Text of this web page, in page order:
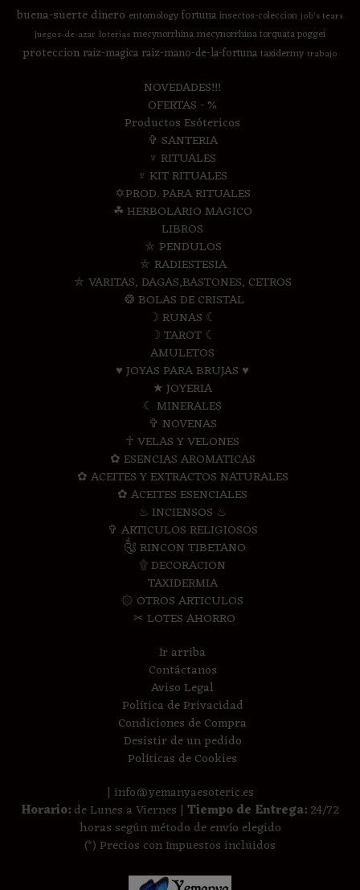
buena-suertedinero entomologyfortunainsectos-coleccion job's tears
juegos-de-azar loterias mecynorrhinamecynorrhina torquata poggei
proteccion raiz-magica raiz-mano-de-la-fortunataxidermy trabajo
NOVEDADES!!!
OFERTAS - %
Productos Esótericos
✞ SANTERIA
♆ RITUALES
♆ KIT RITUALES
✡PROD. PARA RITUALES
☘ HERBOLARIO MAGICO
LIBROS
⛤ PENDULOS
⛤ RADIESTESIA
⛤ VARITAS, DAGAS,BASTONES, CETROS
❂ BOLAS DE CRISTAL
☽ RUNAS ☾
☽ TAROT ☾
AMULETOS
♥ JOYAS PARA BRUJAS ♥
★ JOYERIA
☾ MINERALES
✞ NOVENAS
☥ VELAS Y VELONES
✿ ESENCIAS AROMATICAS
✿ ACEITES Y EXTRACTOS NATURALES
✿ ACEITES ESENCIALES
♨ INCIENSOS ♨
✞ ARTICULOS RELIGIOSOS
༃ RINCON TIBETANO
۩ DECORACION
TAXIDERMIA
۞ OTROS ARTICULOS
✂ LOTES AHORRO
Ir arriba
Contáctanos
Aviso Legal
Política de Privacidad
Condiciones de Compra
Desistir de un pedido
Políticas de Cookies
| info@yemanyaesoteric.es
Horario:de Lunes a Viernes | Tiempo de Entrega:24/72
horas según método de envío elegido
(*) Precios con Impuestos incluidos